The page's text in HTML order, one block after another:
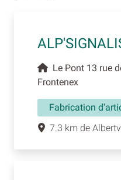
Le Pont 13 rue
Frontenex
Fabrication
7.3 km de